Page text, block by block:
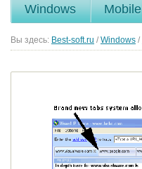
Windows Mobile
Вы здесь: Best-soft.ru / Windows /